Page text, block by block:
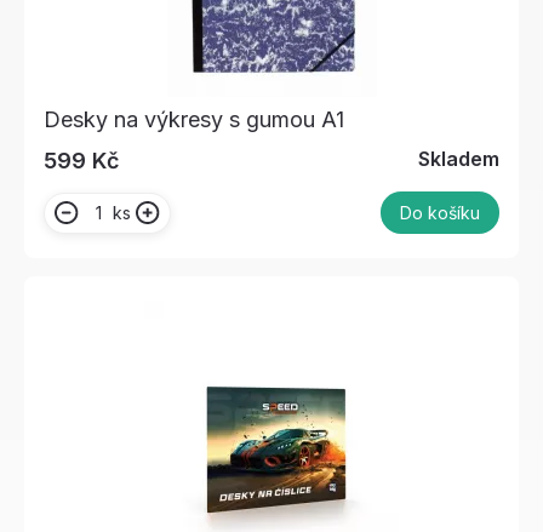
Desky na výkresy s gumou A1
599 Kč
Skladem
ks Do košíku